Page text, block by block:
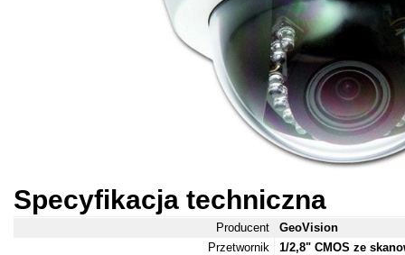
Specyfikacja techniczna
Producent
GeoVision
Przetwornik
1/2,8" CMOS ze